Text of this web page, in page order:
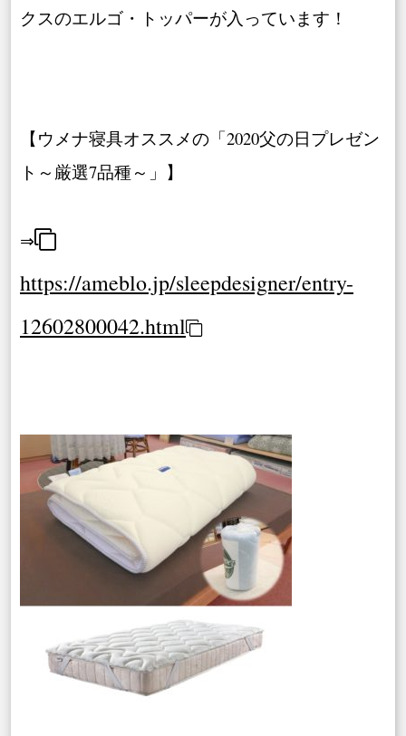
クスのエルゴ・トッパーが入っています！
【ウメナ寝具オススメの「2020父の日プレゼン
ト～厳選7品種～」】
⇒
https://ameblo.jp/sleepdesigner/entry-
12602800042.html